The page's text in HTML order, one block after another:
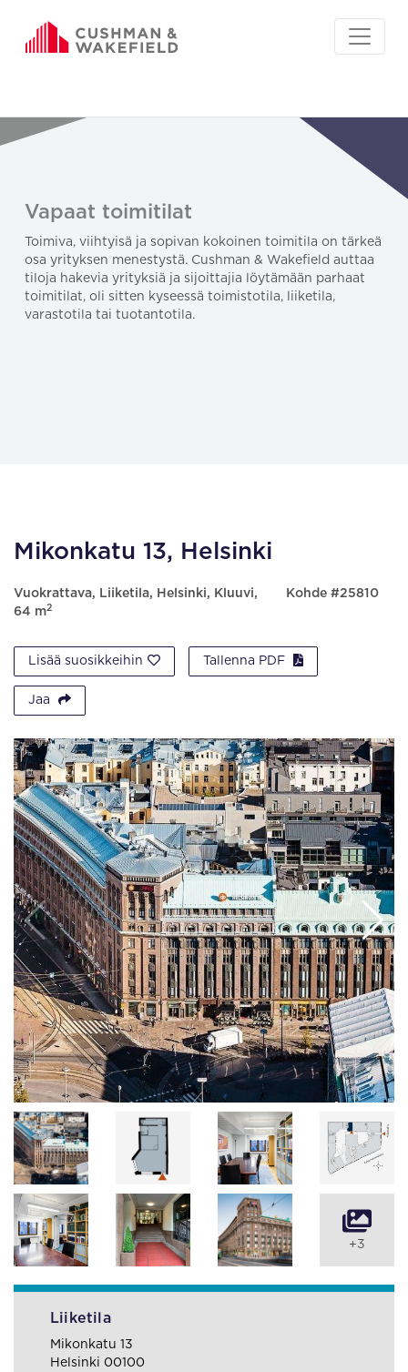
Vapaat toimitilat
Toimiva, viihtyisä ja sopivan kokoinen toimitila on tärkeä
osa yrityksen menestystä. Cushman & Wakefield auttaa
tiloja hakevia yrityksiä ja sijoittajia löytämään parhaat
toimitilat, oli sitten kyseessä toimistotila, liiketila,
varastotila tai tuotantotila.
Mikonkatu 13, Helsinki
Vuokrattava, Liiketila, Helsinki, Kluuvi,
64 m2
Kohde #25810
Lisää suosikkeihin Tallenna PDF
Jaa
+3
Liiketila
Mikonkatu 13
Helsinki 00100